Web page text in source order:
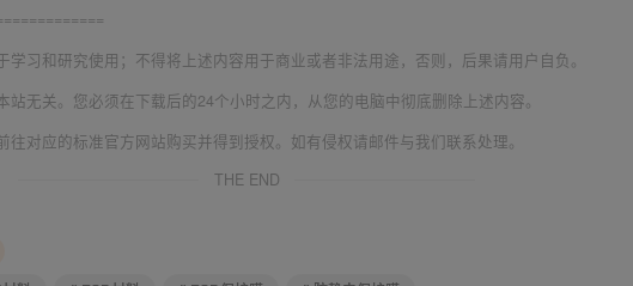
习和研究使用；不得将上述内容用于商业或者非法用途，否则，后果请用户自负。
无关。您必须在下载后的24个小时之内，从您的电脑中彻底删除上述内容。
对应的标准官方网站购买并得到授权。如有侵权请邮件与我们联系处理。
THE END